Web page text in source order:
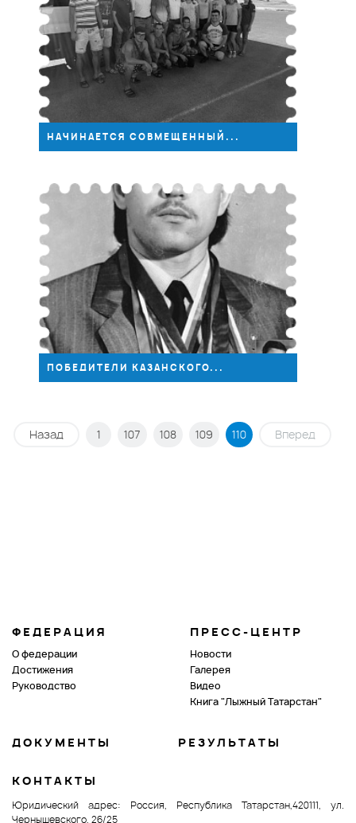
01.09
НАЧИНАЕТСЯ СОВМЕЩЕННЫЙ...
2016
01.09
ПОБЕДИТЕЛИ КАЗАНСКОГО...
Назад 1 107 108 109 110 Вперед
ФЕДЕРАЦИЯ
О федерации
Достижения
Руководство
ДОКУМЕНТЫ РЕЗУЛЬТАТЫ
ПРЕСС-ЦЕНТР
Новости
Галерея
Видео
Книга "Лыжный Татарстан"
КОНТАКТЫ
Юридический адрес: Россия, Республика Татарстан,420111, ул.
Чернышевского, 26/25